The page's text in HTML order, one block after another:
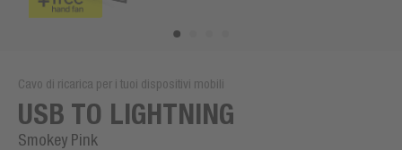
Cavo di ricarica per i tuoi dispositivi mobili
USB TO LIGHTNING
Smokey Pink